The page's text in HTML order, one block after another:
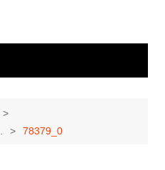
78379_0